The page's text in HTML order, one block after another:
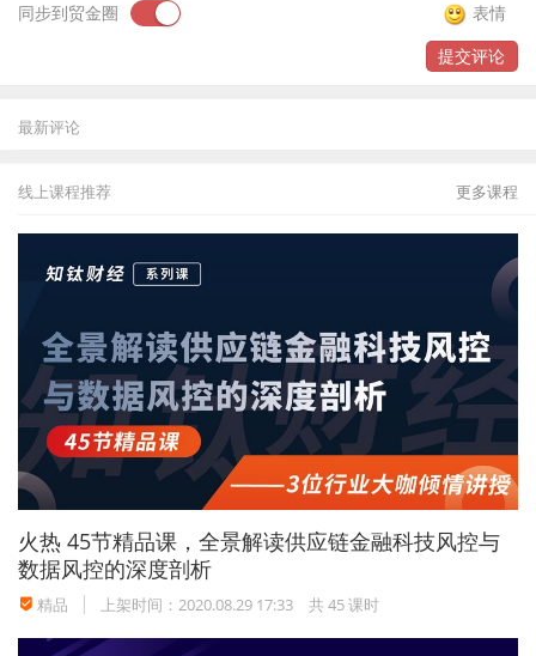
裁判要旨：原股东在出资义务尚未到期的情况下转
让股权，不属于出资期限届满而不履行出资义务的
情形，不应再对公司承担出资责任。齐精智律师提
东出资纠纷一案二审民事判决书
[（2010）沪一中
民四（商）终字第2036号]显示：股东逾期足额缴
纳公司章程中规定的各自所认缴的出资额或者抽逃
出资增资的，即使股东已对外转让了其全部股权，
但其出资不实的责任不应随着股权的转让而免除，
该股东仍应当依法向公司补足出资。即 认缴期限未
届满前，股东转让股权后的出资义务由受让方承
担；认缴期限未届满后，即使股东已对外转让了其
全部股权，但其出资不实的责任不应随着股权的转
让而免除，该股东仍应当依法向公司补足出资。
案件来源：最高人民法院，绿能高科集团有限公司
同步到贸金圈
表情
提交评论
最新评论
线上课程推荐 更多课程
火热 45节精品课，全景解读供应链金融科技风控与
数据风控的深度剖析
精品 上架时间：2020.08.29 17:33 共 45 课时